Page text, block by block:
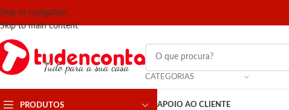
Skip to navigation
Skip to main content
CATEGORIAS
PRODUTOS APOIO AO CLIENTE